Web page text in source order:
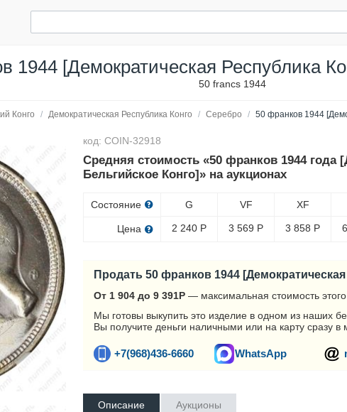
1944 [Демократическая Республика
50 francs 1944
Конго / Демократическая Республика Конго / Серебро / 50 франков 1944
код: COIN-32918
Средняя стоимость «50 франков 1944 года
Бельгийское Конго]» на аукционах
Состояние
Цена
G
2 240 Р
VF
3 569 Р
XF
3 858 Р
Продать 50 франков 1944
От 1 904 до 9 391Р — максимальная стоимость
Мы готовы выкупить это изделие в одном из наших
Вы получите деньги наличными или на карту сразу в
+7(968)436-6660 WhatsApp
Описание Аукционы